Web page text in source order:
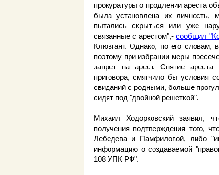
прокуратуры о продлении ареста
была установлена их личность,
пытались скрыться или уже
связанные с арестом",-сообщил
Клювгант. Однако, по его словам,
поэтому при избрании меры
запрет на арест. Снятие
приговора, смягчило бы условия
свиданий с родными, больше
сидят под "двойной решеткой".
Михаил Ходорковский заявил,
получения подтверждения того,
Лебедева и Памфиловой, либо
информацию о создаваемой
108 УПК РФ".